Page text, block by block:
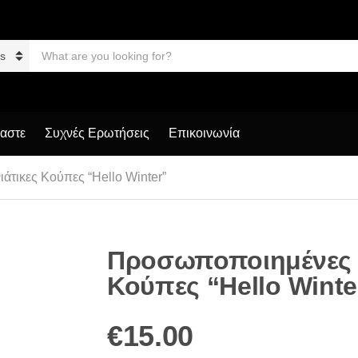
a
d
c
Συχνές Ερωτήσεις Επικοινωνία
Κούπες “Hello Winter”
Προσωποποιημένες
Κούπες “Hello
€15.00